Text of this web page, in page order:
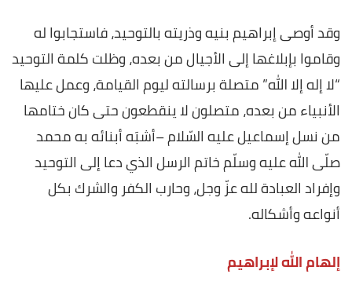
وقد أوصى إبراهيم بنيه وذريته بالتوحيد، فاستجابوا له
وقاموا بإبلاغها إلى الأجيال من بعده، وظلت كلمة التوحيد
“لا إله إلا الله” متصلة برسالته ليوم القيامة، وعمل عليها
الأنبياء من بعده، متصلون لا ينقطعون حتى كان ختامها
من نسل إسماعيل عليه السّلام –أشبَه أبنائه به محمد
صلّى الله عليه وسلّم خاتم الرسل الذي دعا إلى التوحيد
وإفراد العبادة لله عزّ وجل، وحارب الكفر والشرك بكل
أنواعه وأشكاله.
إلهام الله لإبراهيم